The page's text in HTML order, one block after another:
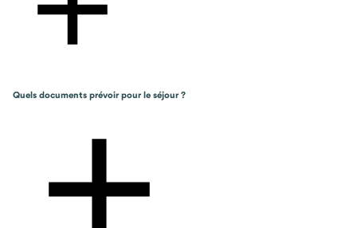
Quels documents prévoir pour le séjour ?